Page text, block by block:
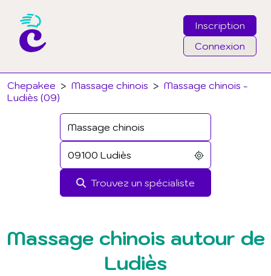
Inscription
Connexion
Chepakee > Massage chinois > Massage chinois -
Ludiès (09)
Trouvez un spécialiste
Email
Mot de passe
J'ai oublié mon mot de passe
Connexion
Massage chinois autour de
Ludiès